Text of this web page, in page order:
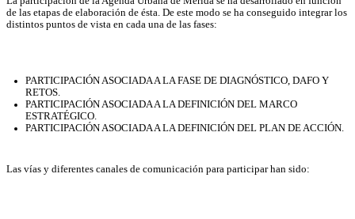
de las etapas de elaboración de ésta. De este modo se ha conseguido integrar los
distintos puntos de vista en cada una de las fases:
PARTICIPACIÓN ASOCIADA A LA FASE DE DIAGNÓSTICO, DAFO Y
RETOS.
PARTICIPACIÓN ASOCIADA A LA DEFINICIÓN DEL MARCO
ESTRATÉGICO.
PARTICIPACIÓN ASOCIADA A LA DEFINICIÓN DEL PLAN DE ACCIÓN.
Las vías y diferentes canales de comunicación para participar han sido: